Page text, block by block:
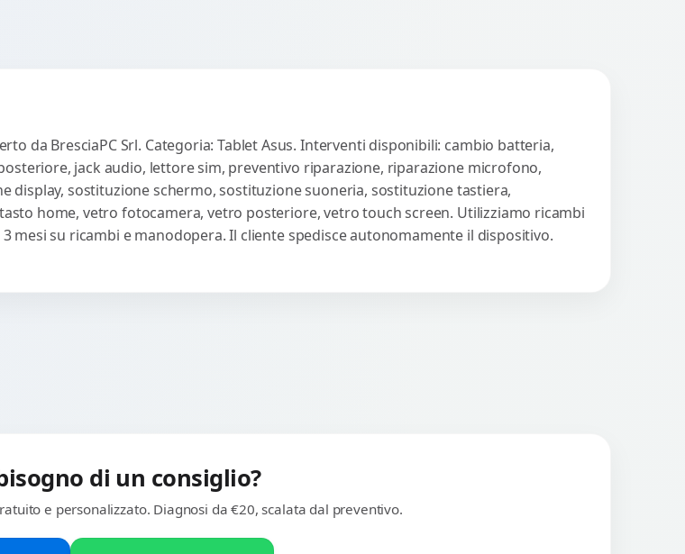
da BresciaPC Srl. Categoria: Tablet Asus. Interventi disponibili: cambio batteria,
jack audio, lettore sim, preventivo riparazione, riparazione microfono,
display, sostituzione schermo, sostituzione suoneria, sostituzione tastiera,
home, vetro fotocamera, vetro posteriore, vetro touch screen. Utilizziamo ricambi
mesi su ricambi e manodopera. Il cliente spedisce autonomamente il dispositivo.
di un consiglio?
e personalizzato. Diagnosi da €20, scalata dal preventivo.